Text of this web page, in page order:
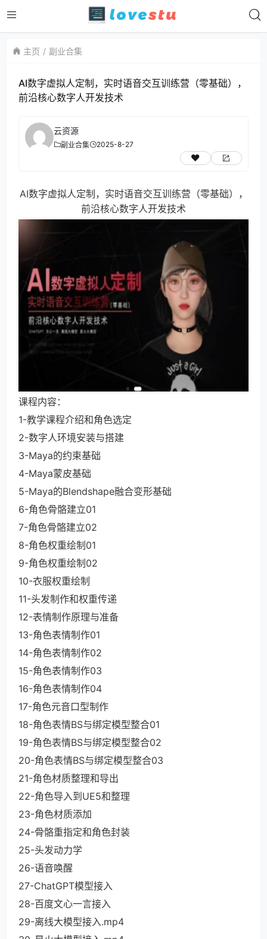
主页 副业合集
AI数字虚拟人定制，实时语音交互训练营（零基础），
前沿核心数字人开发技术
云资源
副业合集 2025-8-27
AI数字虚拟人定制，实时语音交互训练营（零基础），
前沿核心数字人开发技术
课程内容：
1-教学课程介绍和角色选定
2-数字人环境安装与搭建
3-Maya的约束基础
4-Maya蒙皮基础
5-Maya的Blendshape融合变形基础
6-角色骨骼建立01
7-角色骨骼建立02
8-角色权重绘制01
9-角色权重绘制02
10-衣服权重绘制
11-头发制作和权重传递
12-表情制作原理与准备
13-角色表情制作01
14-角色表情制作02
15-角色表情制作03
16-角色表情制作04
17-角色元音口型制作
18-角色表情BS与绑定模型整合01
19-角色表情BS与绑定模型整合02
20-角色表情BS与绑定模型整合03
21-角色材质整理和导出
22-角色导入到UE5和整理
23-角色材质添加
24-骨骼重指定和角色封装
25-头发动力学
26-语音唤醒
27-ChatGPT模型接入
28-百度文心一言接入
29-离线大模型接入.mp4